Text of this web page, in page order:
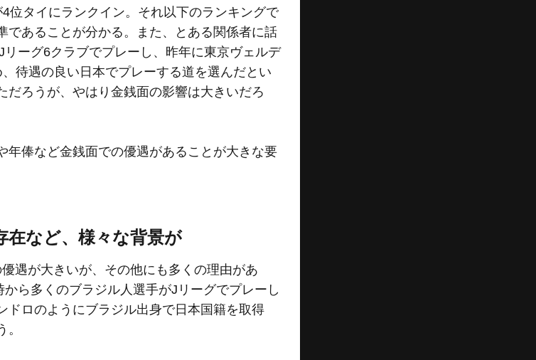
位タイにランクイン。それ以下のランキングで
であることが分かる。また、とある関係者に話
ーグ6クラブでプレーし、昨年に東京ヴェルデ
待遇の良い日本でプレーする道を選んだとい
だろうが、やはり金銭面の影響は大きいだろ
年俸など金銭面での優遇があることが大きな要
在など、様々な背景が
遇が大きいが、その他にも多くの理由があ
ら多くのブラジル人選手がJリーグでプレーし
ドロのようにブラジル出身で日本国籍を取得